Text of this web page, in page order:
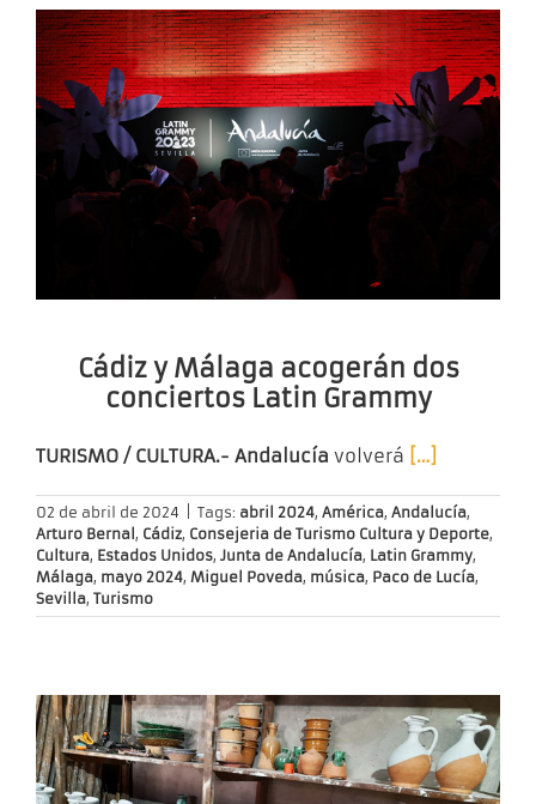
Cádiz y Málaga acogerán dos
conciertos Latin Grammy
TURISMO / CULTURA.- Andalucía volverá […]
02 de abril de 2024 Tags: abril 2024, América, Andalucía,
Arturo Bernal , Cádiz, Consejeria de Turismo Cultura y Deporte,
Cultura, Estados Unidos, Junta de Andalucía, Latin Grammy,
Málaga, mayo 2024, Miguel Poveda, música, Paco de Lucía,
Sevilla, Turismo